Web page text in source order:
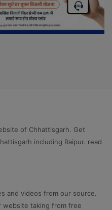
of Chhattisgarh. Get
including Raipur. read
and videos from our source.
website taking from free